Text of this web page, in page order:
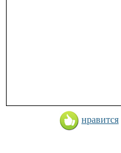
нравится